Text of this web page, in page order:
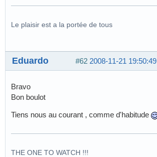
Le plaisir est a la portée de tous
#62 2008-11-21 19:50:49
Eduardo
Bravo
Bon boulot
Tiens nous au courant , comme d'habitude
THE ONE TO WATCH !!!